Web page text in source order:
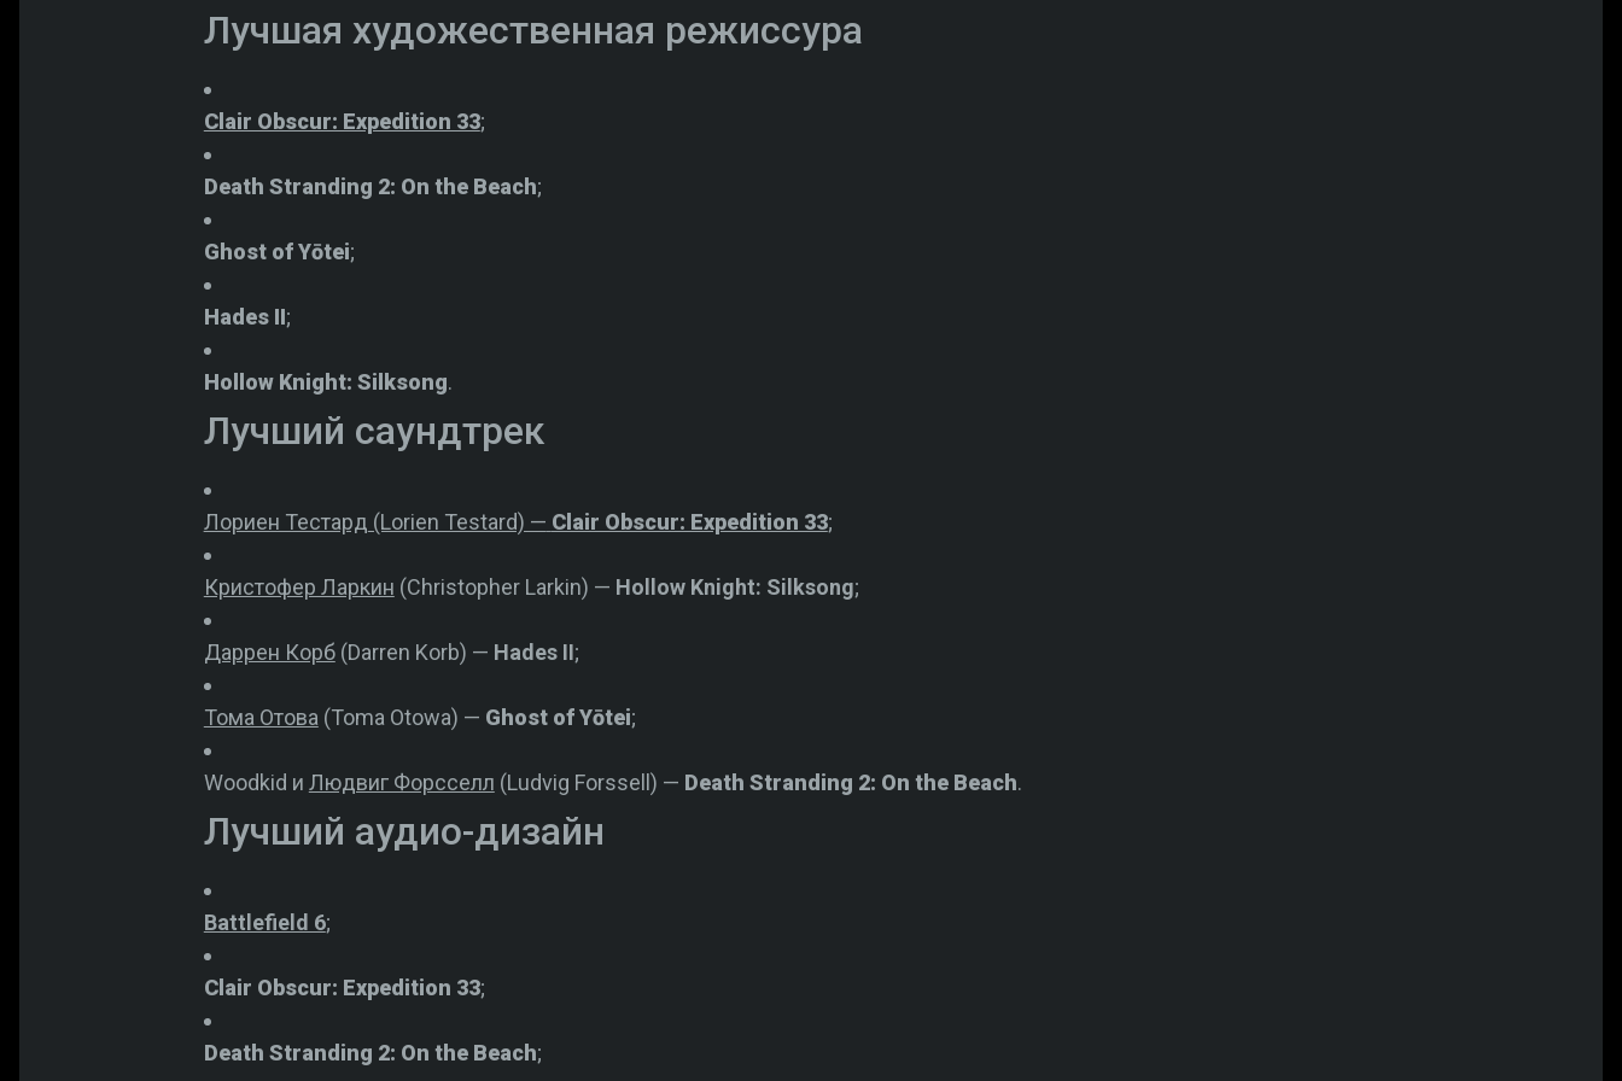
Лучшая художественная режиссура
Clair Obscur: Expedition 33;
Death Stranding 2: On the Beach;
Ghost of Yōtei;
Hades II;
Hollow Knight: Silksong.
Лучший саундтрек
Лориен Тестард (Lorien Testard) — Clair Obscur: Expedition 33;
Кристофер Ларкин (Christopher Larkin) — Hollow Knight: Silksong;
Даррен Корб(Darren Korb) — Hades II;
Тома Отова (Toma Otowa) — Ghost of Yōtei;
Woodkid и Людвиг Форсселл (Ludvig Forssell) — Death Stranding 2: On the Beach.
Лучший аудио-дизайн
Battlefield 6;
Clair Obscur: Expedition 33;
Death Stranding 2: On the Beach;